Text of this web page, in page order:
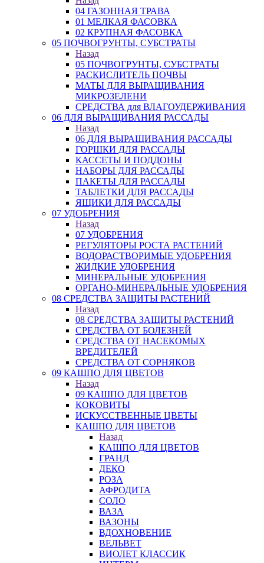
04 ГАЗОННАЯ ТРАВА
01 МЕЛКАЯ ФАСОВКА
02 КРУПНАЯ ФАСОВКА
05 ПОЧВОГРУНТЫ, СУБСТРАТЫ
Назад
05 ПОЧВОГРУНТЫ, СУБСТРАТЫ
РАСКИСЛИТЕЛЬ ПОЧВЫ
МАТЫ ДЛЯ ВЫРАЩИВАНИЯ
МИКРОЗЕЛЕНИ
СРЕДСТВА для ВЛАГОУДЕРЖИВАНИЯ
06 ДЛЯ ВЫРАЩИВАНИЯ РАССАДЫ
Назад
06 ДЛЯ ВЫРАЩИВАНИЯ РАССАДЫ
ГОРШКИ ДЛЯ РАССАДЫ
КАССЕТЫ И ПОДДОНЫ
НАБОРЫ ДЛЯ РАССАДЫ
ПАКЕТЫ ДЛЯ РАССАДЫ
ТАБЛЕТКИ ДЛЯ РАССАДЫ
ЯЩИКИ ДЛЯ РАССАДЫ
07 УДОБРЕНИЯ
Назад
07 УДОБРЕНИЯ
РЕГУЛЯТОРЫ РОСТА РАСТЕНИЙ
ВОДОРАСТВОРИМЫЕ УДОБРЕНИЯ
ЖИДКИЕ УДОБРЕНИЯ
МИНЕРАЛЬНЫЕ УДОБРЕНИЯ
ОРГАНО-МИНЕРАЛЬНЫЕ УДОБРЕНИЯ
08 СРЕДСТВА ЗАЩИТЫ РАСТЕНИЙ
Назад
08 СРЕДСТВА ЗАЩИТЫ РАСТЕНИЙ
СРЕДСТВА ОТ БОЛЕЗНЕЙ
СРЕДСТВА ОТ НАСЕКОМЫХ
ВРЕДИТЕЛЕЙ
СРЕДСТВА ОТ СОРНЯКОВ
09 КАШПО ДЛЯ ЦВЕТОВ
Назад
09 КАШПО ДЛЯ ЦВЕТОВ
КОКОВИТЫ
ИСКУССТВЕННЫЕ ЦВЕТЫ
КАШПО ДЛЯ ЦВЕТОВ
Назад
КАШПО ДЛЯ ЦВЕТОВ
ГРАНД
ДЕКО
РОЗА
АФРОДИТА
СОЛО
ВАЗА
ВАЗОНЫ
ВДОХНОВЕНИЕ
ВЕЛЬВЕТ
ВИОЛЕТ КЛАССИК